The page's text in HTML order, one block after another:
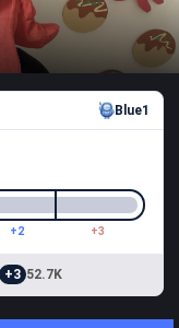
Blue1
+2 +3
+3 52.7K